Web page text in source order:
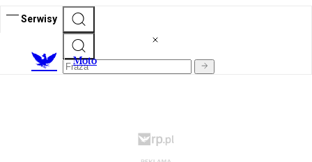
Serwisy
Moto